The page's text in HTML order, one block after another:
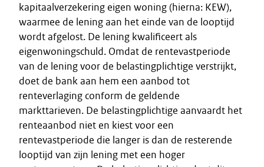
kapitaalverzekering eigen woning (hierna: KEW),
waarmee de lening aan het einde van de looptijd
wordt afgelost. De lening kwalificeert als
eigenwoningschuld. Omdat de rentevastperiode
van de lening voor de belastingplichtige verstrijkt,
doet de bank aan hem een aanbod tot
renteverlaging conform de geldende
markttarieven. De belastingplichtige aanvaardt het
renteaanbod niet en kiest voor een
rentevastperiode die langer is dan de resterende
looptijd van zijn lening met een hoger